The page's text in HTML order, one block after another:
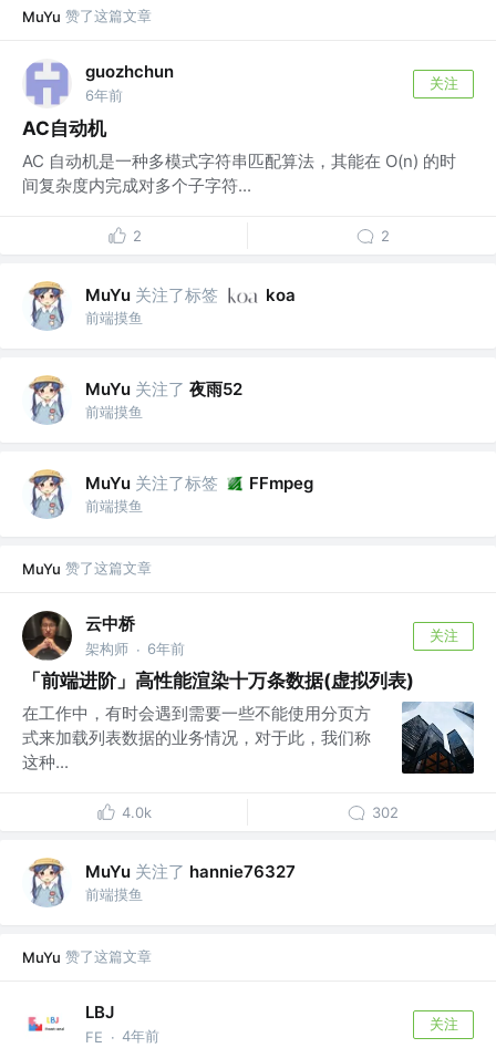
MuYu 赞了这篇文章
guozhchun
6年前
关注
AC自动机
AC 自动机是一种多模式字符串匹配算法，其能在 O(n) 的时
间复杂度内完成对多个子字符...
2 2
MuYu 关注了标签 koa
前端摸鱼
MuYu 关注了 夜雨52
前端摸鱼
MuYu 关注了标签 FFmpeg
前端摸鱼
MuYu 赞了这篇文章
云中桥
架构师 · 6年前
关注
「前端进阶」高性能渲染十万条数据(虚拟列表)
在工作中，有时会遇到需要一些不能使用分页方
式来加载列表数据的业务情况，对于此，我们称
这种...
4.0k 302
MuYu 关注了 hannie76327
前端摸鱼
MuYu 赞了这篇文章
LBJ
FE · 4年前
关注